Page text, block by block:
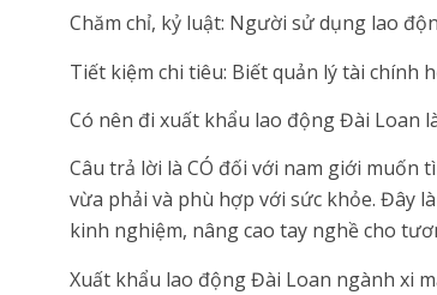
Chăm chỉ, kỷ luật: Người sử dụng lao
Tiết kiệm chi tiêu: Biết quản lý tài chính
Có nên đi xuất khẩu lao động Đài Loan
Câu trả lời là CÓ đối với nam giới muốn
vừa phải và phù hợp với sức khỏe. Đây
kinh nghiệm, nâng cao tay nghề cho
Xuất khẩu lao động Đài Loan ngành xi